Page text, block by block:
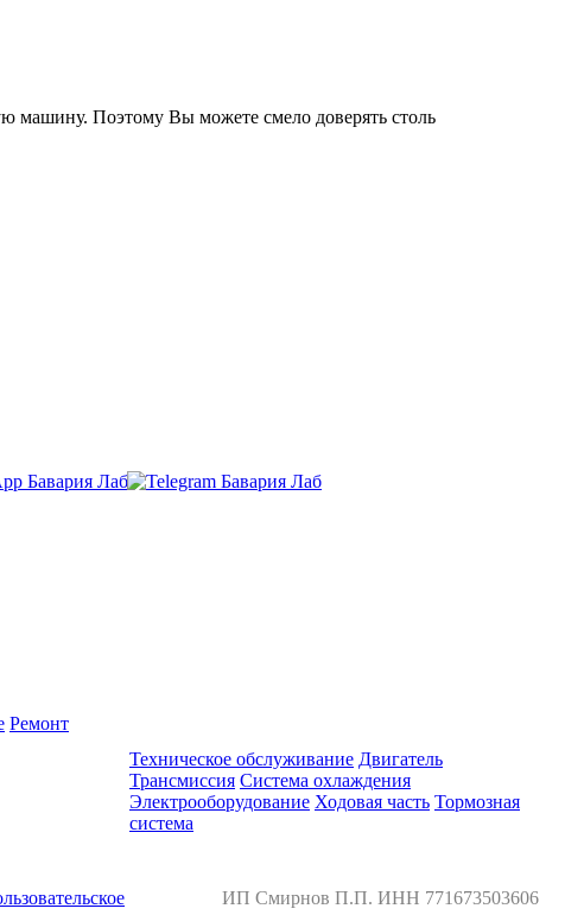
машину. Поэтому Вы можете смело доверять столь
Ремонт
Техническое обслуживание Двигатель
Трансмиссия Система охлаждения
Электрооборудование Ходовая часть Тормозная
система
ИП Смирнов П.П. ИНН 771673503606